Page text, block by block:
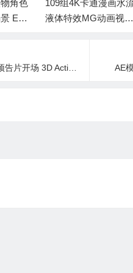
水流
视频
Wate
AE+PR模板-1400个
标动画建筑电子商务
场 3D Action Trailer
AE